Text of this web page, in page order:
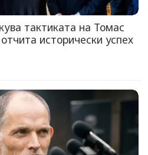
тактиката на Томас
исторически успех